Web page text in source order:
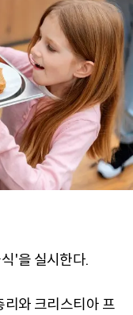
'을 실시한다.
와 크리스티아 프